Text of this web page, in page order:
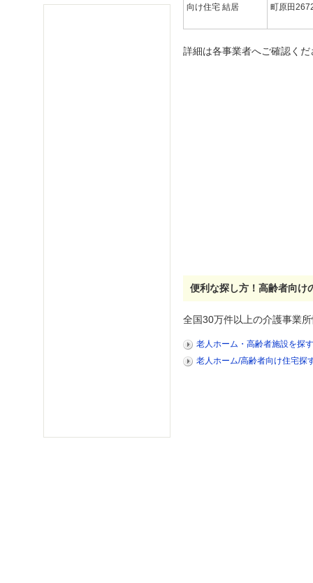
向け住宅 結居
町原田
詳細は各事業者へご確認くだ
便利な探し方！高齢者向け
全国30万件以上の介護事業
老人ホーム・高齢者施設を探す
老人ホーム/高齢者向け住宅探